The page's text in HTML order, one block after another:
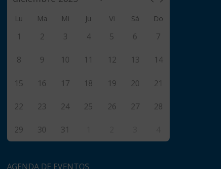
Lu Ma Mi Ju Vi Sá Do
1 2 3 4 5 6 7
8 9 10 11 12 13 14
15 16 17 18 19 20 21
22 23 24 25 26 27 28
29 30 31
AGENDA DE EVENTOS